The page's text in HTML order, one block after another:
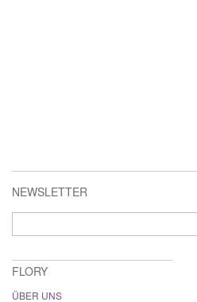
NEWSLETTER
FLORY
ÜBER UNS